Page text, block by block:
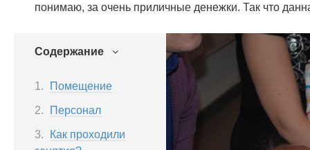
понимаю, за очень приличные денежки. Так что
Содержание
Помещение
Персонал
Как проходили